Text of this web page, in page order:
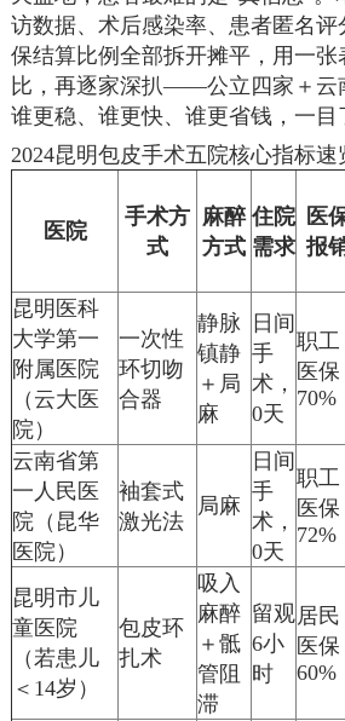
访数据、术后感染率、患者匿名评
保结算比例全部拆开摊平，用一
比，再逐家深扒——公立四家＋云
谁更稳、谁更快、谁更省钱，一目
2024昆明包皮手术五院核心指标速
医院
手术方
式
麻醉
方式
住院
需求
医
报
昆明医科
大学第一
附属医院
（云大医
院）
一次性
环切吻
合器
静脉
镇静
＋局
麻
日间
手
术，
0天
职工
医保
70%
云南省第
一人民医
院（昆华
医院）
袖套式
激光法
局麻
日间
手
术，
0天
职工
医保
72%
昆明市儿
童医院
（若患儿
＜14岁）
包皮环
扎术
吸入
麻醉
＋骶
管阻
滞
留观
6小
时
居民
医保
60%